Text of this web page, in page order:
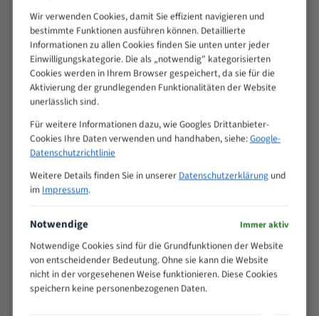
30
4/5
50
80
> 100
VOLLMATERIAL
M (mm)
Zähne pro
Zoll (ZpZ))
>
10/14
15 - 40
8/12
25 - 50
35 - 70
80 - 180
3/4
130 -
350
2/3
Wir verwenden Cookies, damit Sie effizient navigieren und
bestimmte Funktionen ausführen können. Detaillierte
Informationen zu allen Cookies finden Sie unten unter jeder
Einwilligungskategorie. Die als „notwendig" kategorisierten
Cookies werden in Ihrem Browser gespeichert, da sie für die
Aktivierung der grundlegenden Funktionalitäten der Website
unerlässlich sind.
Für weitere Informationen dazu, wie Googles Drittanbieter-
Cookies Ihre Daten verwenden und handhaben, siehe:Google-
Datenschutzrichtlinie
Weitere Details finden Sie in unserer Datenschutzerklärungund
im Impressum.
Notwendige Immer aktiv
Notwendige Cookies sind für die Grundfunktionen der Website
von entscheidender Bedeutung. Ohne sie kann die Website
nicht in der vorgesehenen Weise funktionieren. Diese Cookies
speichern keine personenbezogenen Daten.